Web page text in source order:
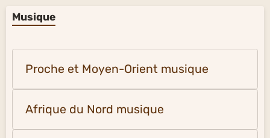
Musique
Proche et Moyen-Orient musique
Afrique du Nord musique